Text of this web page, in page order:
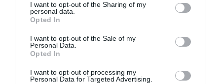
not limited to your visit or usage behaviour. You may click to
grant or deny consent to Google and its third-party tags to
use your data for below specified purposes in below Google
consent section.
I want to opt-out of the Sharing of my
personal data.
Opted In
I want to opt-out of the Sale of my
Personal Data.
Opted In
I want to opt-out of processing my
Personal Data for Targeted Advertising.